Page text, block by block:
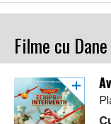
Filme cu